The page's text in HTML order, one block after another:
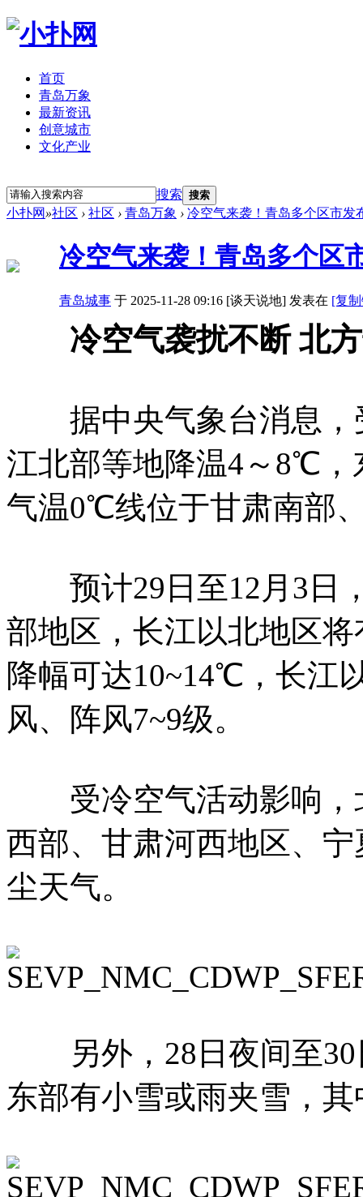
首页
青岛万象
最新资讯
创意城市
文化产业
搜索 搜索
小扑网 »社区 › 社区 › 青岛万象 › 冷空气来袭！青岛多个区市发
冷空气来袭！青岛多个区
青岛城事 于 2025-11-28 09:16 [谈天说地] 发表在 [复
冷空气袭扰不断 北方
据中央气象台消息，
江北部等地降温4～8℃
气温0℃线位于甘肃南部
预计29日至12月3日，
部地区，长江以北地区
降幅可达10~14℃，长江
风、阵风7~9级。
受冷空气活动影响，
西部、甘肃河西地区、
尘天气。
另外，28日夜间至30
东部有小雪或雨夹雪，